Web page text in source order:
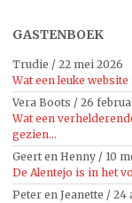
GASTENBOEK
Trudie / 22 mei 2026
Wat een leuke
Vera Boots / 26
Wat een
gezien...
Geert en Henny / 10
De Alentejo is in het
Peter en Jeanette / 24